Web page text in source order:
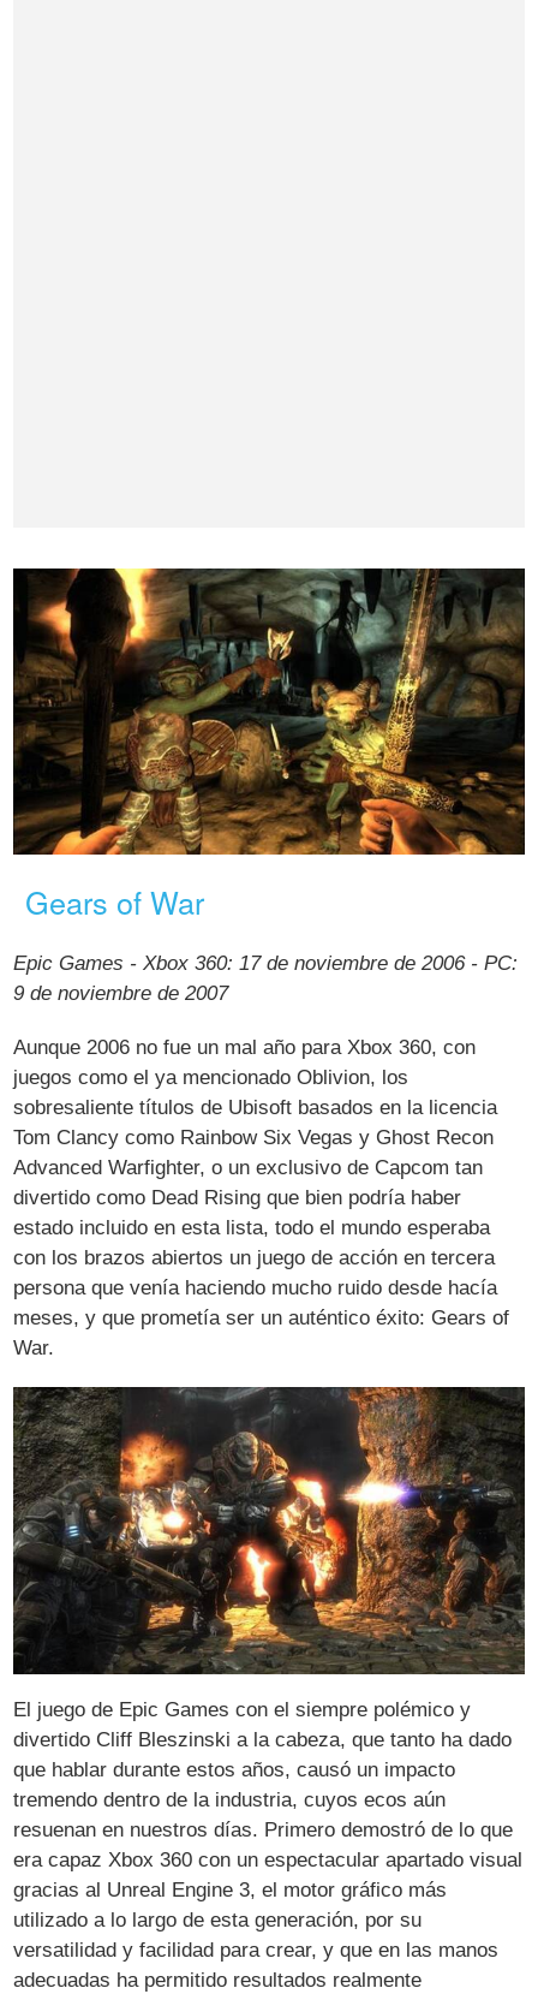
Gears of War
Epic Games - Xbox 360: 17 de noviembre de 2006 - PC:
9 de noviembre de 2007
Aunque 2006 no fue un mal año para Xbox 360, con
juegos como el ya mencionado Oblivion, los
sobresaliente títulos de Ubisoft basados en la licencia
Tom Clancy como Rainbow Six Vegas y Ghost Recon
Advanced Warfighter, o un exclusivo de Capcom tan
divertido como Dead Rising que bien podría haber
estado incluido en esta lista, todo el mundo esperaba
con los brazos abiertos un juego de acción en tercera
persona que venía haciendo mucho ruido desde hacía
meses, y que prometía ser un auténtico éxito: Gears of
War.
El juego de Epic Games con el siempre polémico y
divertido Cliff Bleszinski a la cabeza, que tanto ha dado
que hablar durante estos años, causó un impacto
tremendo dentro de la industria, cuyos ecos aún
resuenan en nuestros días. Primero demostró de lo que
era capaz Xbox 360 con un espectacular apartado visual
gracias al Unreal Engine 3, el motor gráfico más
utilizado a lo largo de esta generación, por su
versatilidad y facilidad para crear, y que en las manos
adecuadas ha permitido resultados realmente